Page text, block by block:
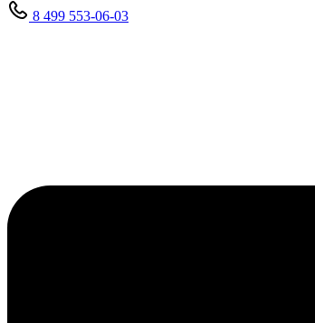
8 499 553-06-03